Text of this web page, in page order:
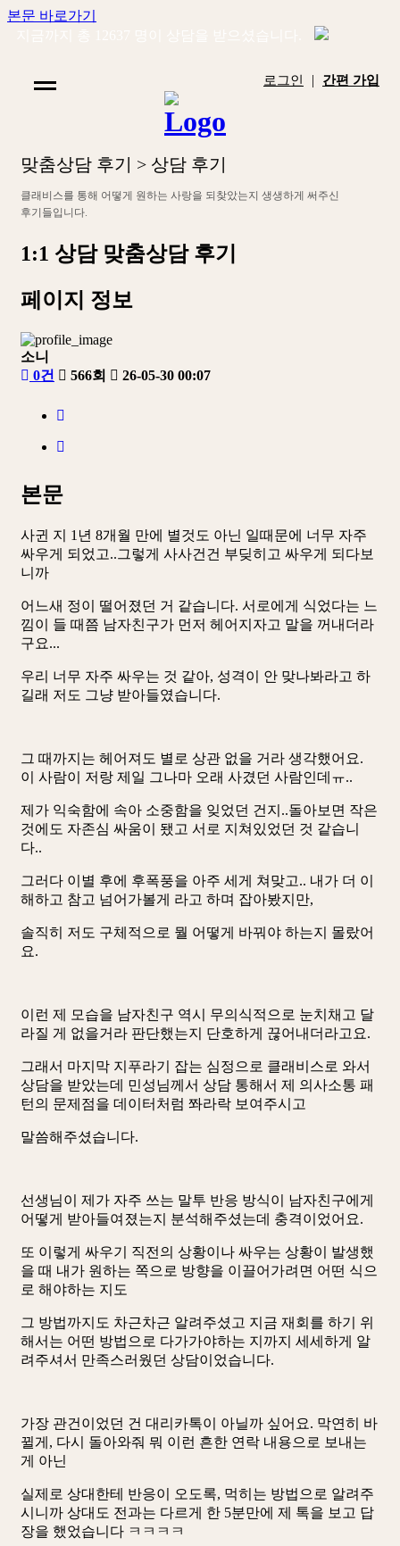
본문 바로가기
로그인 | 간편 가입
맞춤상담 후기 > 상담 후기
클래 비 스를 통해 어 떻게 원하는 사랑을 되 찾았는지 생생하게 써 주신
후기 들입 니 다.
1:1 상담 맞춤상담 후기
페이지 정보
소니
0건
566회 26-05-30 00:07
본문
사귄 지 1년 8개월 만에 별것도 아닌 일때문에 너무 자주
싸우게 되었고..그렇게 사사건건 부딪히고 싸우게 되다보
니까
어느새 정이 떨어졌던 거 같습니다. 서로에게 식었다는 느
낌이 들 때쯤 남자친구가 먼저 헤어지자고 말을 꺼내더라
구요...
우리 너무 자주 싸우는 것 같아, 성격이 안 맞나봐라고 하
길래 저도 그냥 받아들였습니다.
그 때까지는 헤어져도 별로 상관 없을 거라 생각했어요.
이 사람이 저랑 제일 그나마 오래 사겼던 사람인데ㅠ..
제가 익숙함에 속아 소중함을 잊었던 건지..돌아보면 작은
것에도 자존심 싸움이 됐고 서로 지쳐있었던 것 같습니
다..
그러다 이별 후에 후폭풍을 아주 세게 쳐맞고.. 내가 더 이
해하고 참고 넘어가볼게 라고 하며 잡아봤지만,
솔직히 저도 구체적으로 뭘 어떻게 바꿔야 하는지 몰랐어
요.
이런 제 모습을 남자친구 역시 무의식적으로 눈치채고 달
라질 게 없을거라 판단했는지 단호하게 끊어내더라고요.
그래서 마지막 지푸라기 잡는 심정으로 클래비스로 와서
상담을 받았는데 민성님께서 상담 통해서 제 의사소통 패
턴의 문제점을 데이터처럼 쫘라락 보여주시고
말씀해주셨습니다.
선생님이 제가 자주 쓰는 말투 반응 방식이 남자친구에게
어떻게 받아들여졌는지 분석해주셨는데 충격이었어요.
또 이렇게 싸우기 직전의 상황이나 싸우는 상황이 발생했
을 때 내가 원하는 쪽으로 방향을 이끌어가려면 어떤 식으
로 해야하는 지도
그 방법까지도 차근차근 알려주셨고 지금 재회를 하기 위
해서는 어떤 방법으로 다가가야하는 지까지 세세하게 알
려주셔서 만족스러웠던 상담이었습니다.
가장 관건이었던 건 대리카톡이 아닐까 싶어요. 막연히 바
뀔게, 다시 돌아와줘 뭐 이런 흔한 연락 내용으로 보내는
게 아닌
실제로 상대한테 반응이 오도록, 먹히는 방법으로 알려주
시니까 상대도 전과는 다르게 한 5분만에 제 톡을 보고 답
장을 했었습니다 ㅋㅋㅋㅋ